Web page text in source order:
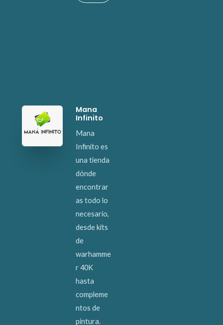
Mana
Infinito
Mana
Infinito es
una tienda
dónde
encontrar
as todo lo
necesario,
desde kits
de
warhamme
r 40K
hasta
compleme
ntos de
pintura.